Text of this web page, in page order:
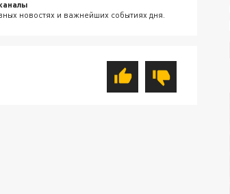
новостях и важнейших событиях дня.